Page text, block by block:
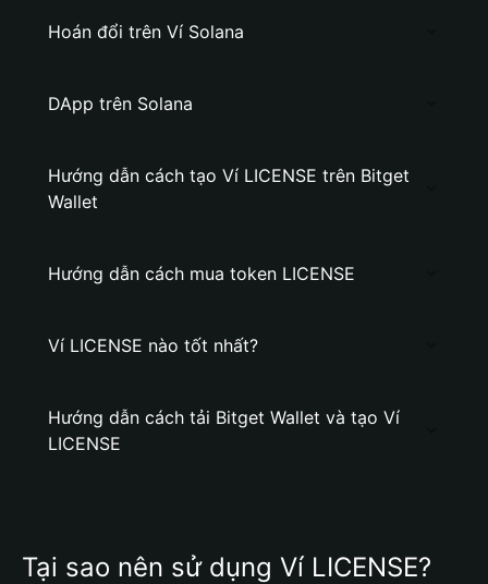
Hoán đổi trên Ví Solana
DApp trên Solana
Hướng dẫn cách tạo Ví LICENSE trên Bitget
Wallet
Hướng dẫn cách mua token LICENSE
Ví LICENSE nào tốt nhất?
Hướng dẫn cách tải Bitget Wallet và tạo Ví
LICENSE
Tại sao nên sử dụng Ví LICENSE?